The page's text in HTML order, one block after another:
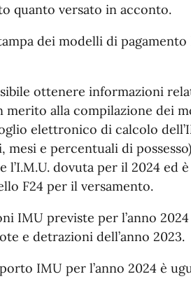
quanto versato in acconto.
dei modelli di pagamento
ottenere informazioni
merito alla compilazione dei
elettronico di calcolo
e percentuali di
dovuta per il 2024 ed è
F24 per il versamento.
IMU previste per l’anno
e detrazioni dell’anno 2023.
IMU per l’anno 2024 è